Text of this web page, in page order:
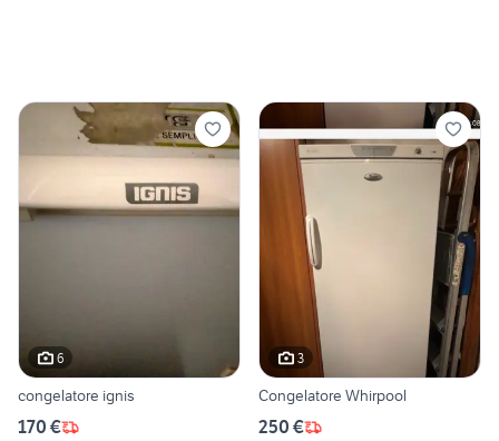
6
congelatore ignis
170 €
3
Congelatore Whirpool
250 €